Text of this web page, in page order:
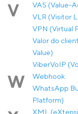
V
VAS (Value-
VLR (Visitor
VPN (Virtual
Valor do
Value)
ViberVoIP
W
Webhook
WhatsApp
Platform)
XML